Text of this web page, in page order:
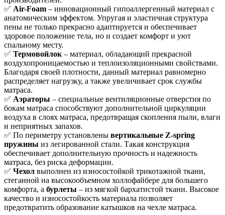
✅ Air-Foam – инновационный гипоаллергенный материал с
анатомическим эффектом. Упругая и эластичная структура
пены не только прекрасно адаптируется и обеспечивает
здоровое положение тела, но и создает комфорт и уют
спальному месту.
✅ Термовойлок – материал, обладающий прекрасной
воздухопроницаемостью и теплоизоляционными свойствами.
Благодаря своей плотности, данный материал равномерно
распределяет нагрузку, а также увеличивает срок службы
матраса.
✅ Аэраторы – специальные вентиляционные отверстия по
бокам матраса способствуют дополнительной циркуляции
воздуха в слоях матраса, предотвращая скопления пыли, влаги
и неприятных запахов.
✅ По периметру установлены вертикальные Z-spring
пружины из легированной стали. Такая конструкция
обеспечивает дополнительную прочность и надежность
матраса, без риска деформации.
✅ Чехол выполнен из износостойкой трикотажной ткани,
стеганной на высокообъемном холлофайбере для большего
комфорта, а бурлеты – из мягкой бархатистой ткани. Высокое
качество и износостойкость материала позволяет
предотвратить образование катышков на чехле матраса.